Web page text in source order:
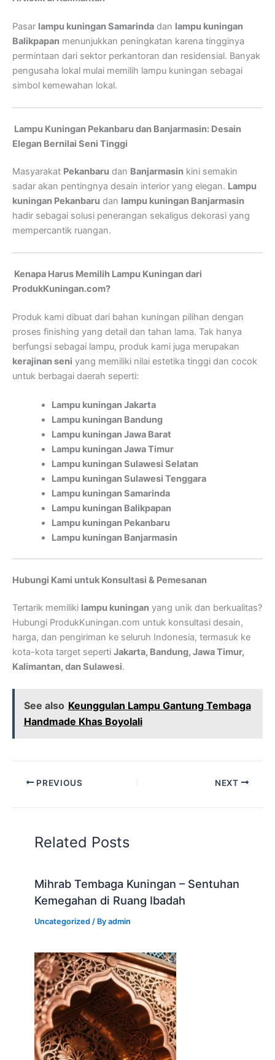
Pasar lampu kuningan Samarinda dan lampu kuningan
Balikpapan menunjukkan peningkatan karena tingginya
permintaan dari sektor perkantoran dan residensial. Banyak
pengusaha lokal mulai memilih lampu kuningan sebagai
simbol kemewahan lokal.
Lampu Kuningan Pekanbaru dan Banjarmasin: Desain
Elegan Bernilai Seni Tinggi
Masyarakat Pekanbaru dan Banjarmasin kini semakin
sadar akan pentingnya desain interior yang elegan. Lampu
kuningan Pekanbaru dan lampu kuningan Banjarmasin
hadir sebagai solusi penerangan sekaligus dekorasi yang
mempercantik ruangan.
Kenapa Harus Memilih Lampu Kuningan dari
ProdukKuningan.com?
Produk kami dibuat dari bahan kuningan pilihan dengan
proses finishing yang detail dan tahan lama. Tak hanya
berfungsi sebagai lampu, produk kami juga merupakan
kerajinan seni yang memiliki nilai estetika tinggi dan cocok
untuk berbagai daerah seperti:
Lampu kuningan Jakarta
Lampu kuningan Bandung
Lampu kuningan Jawa Barat
Lampu kuningan Jawa Timur
Lampu kuningan Sulawesi Selatan
Lampu kuningan Sulawesi Tenggara
Lampu kuningan Samarinda
Lampu kuningan Balikpapan
Lampu kuningan Pekanbaru
Lampu kuningan Banjarmasin
Hubungi Kami untuk Konsultasi & Pemesanan
Tertarik memiliki lampu kuningan yang unik dan berkualitas?
Hubungi ProdukKuningan.com untuk konsultasi desain,
harga, dan pengiriman ke seluruh Indonesia, termasuk ke
kota-kota target seperti Jakarta, Bandung, Jawa Timur,
Kalimantan, dan Sulawesi.
See also Keunggulan Lampu Gantung Tembaga
Handmade Khas Boyolali
PREVIOUS NEXT
Related Posts
Mihrab Tembaga Kuningan – Sentuhan
Kemegahan di Ruang Ibadah
Uncategorized / Byadmin